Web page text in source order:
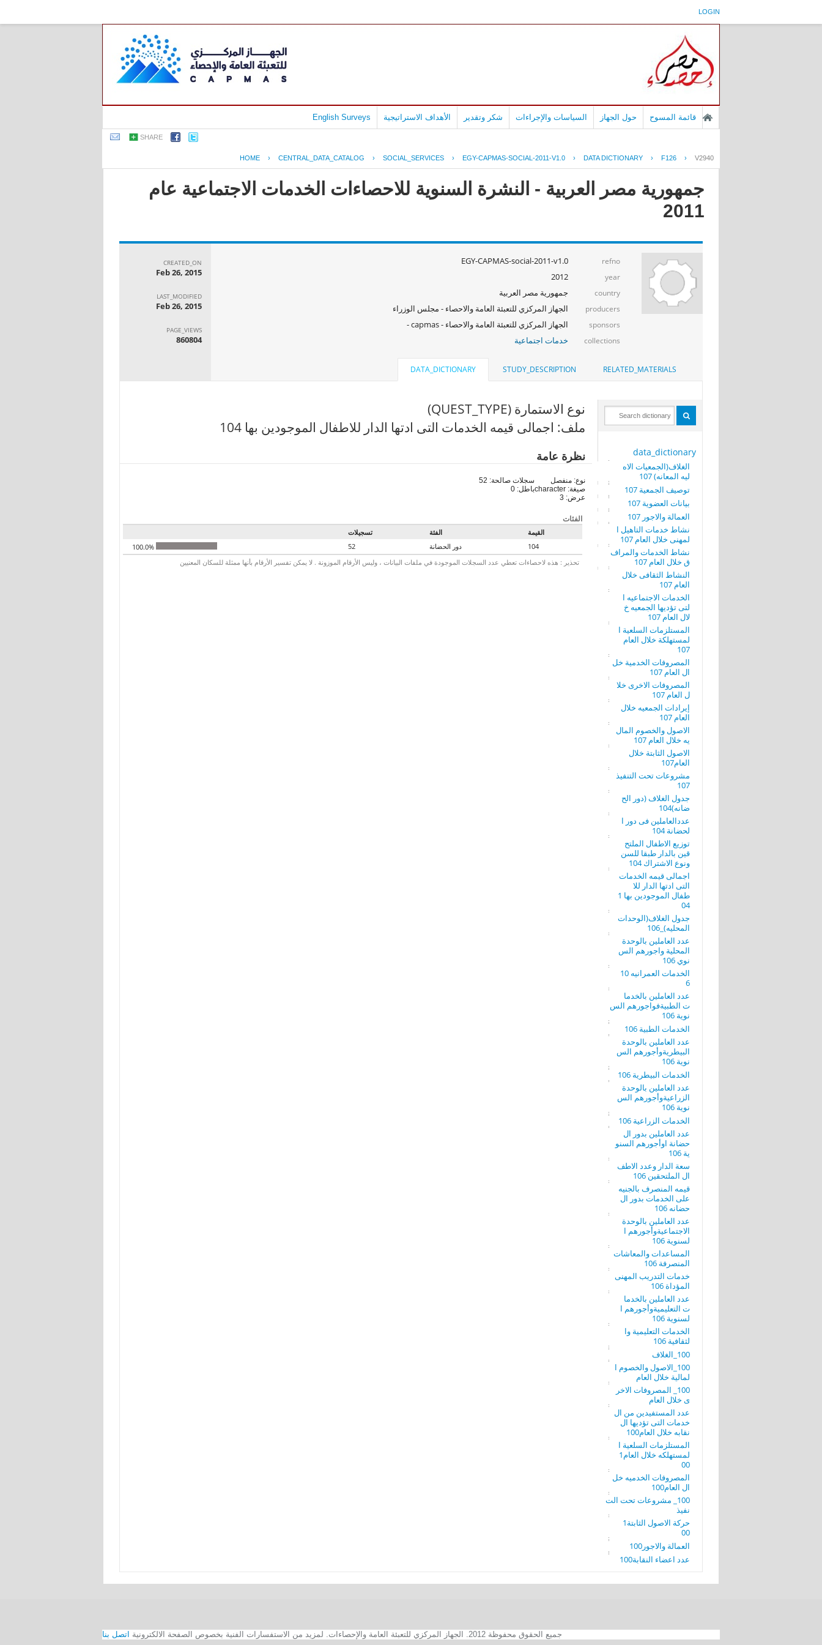
LOGIN
قائمة المسوح حول الجهاز السياسات والإجراءات شكر وتقدير الأهداف الاستراتيجية English Surveys
SHARE
HOME › CENTRAL_DATA_CATALOG › SOCIAL_SERVICES › EGY-CAPMAS-SOCIAL-2011-V1.0 › DATA DICTIONARY › F126 › V2940
جمهورية مصر العربية - النشرة السنوية للاحصاءات الخدمات الاجتماعية عام
2011
refno
EGY-CAPMAS-social-2011-v1.0
year
2012
country جمهورية مصر العربية
producers الجهاز المركزي للتعبئة العامة والاحصاء - مجلس الوزراء
sponsors الجهاز المركزي للتعبئة العامة والاحصاء - capmas -
collections خدمات اجتماعية
CREATED_ON
Feb 26, 2015
LAST_MODIFIED
Feb 26, 2015
PAGE_VIEWS
860804
RELATED_MATERIALS
STUDY_DESCRIPTION
DATA_DICTIONARY
data_dictionary
الغلاف(الجمعيات الاه
ليه المعانه) 107
توصيف الجمعية 107
بيانات العضوية 107
العمالة والاجور 107
نشاط خدمات التاهيل ا
لمهنى خلال العام 107
نشاط الخدمات والمراف
ق خلال العام 107
النشاط الثقافى خلال
العام 107
الخدمات الاجتماعيه ا
لتى تؤديها الجمعيه خ
لال العام 107
المستلزمات السلعية ا
لمستهلكة خلال العام
107
المصروفات الخدمية خل
ال العام 107
المصروفات الاخرى خلا
ل العام 107
إيرادات الجمعيه خلال
العام 107
الاصول والخصوم المال
يه خلال العام 107
الاصول الثابتة خلال
العام107
مشروعات تحت التنفيذ
107
جدول الغلاف (دور الح
ضانه)104
عددالعاملين فى دور ا
لحضانة 104
توزيع الاطفال الملتح
قين بالدار طبقا للسن
ونوع الاشتراك 104
اجمالى قيمه الخدمات
التى ادتها الدار للا
طفال الموجودين بها 1
04
جدول الغلاف(الوحدات
المحليه)_106
عدد العاملين بالوحدة
المحلية واجورهم الس
نوي 106
الخدمات العمرانيه 10
6
عدد العاملين بالخدما
ت الطبيةفواجورهم الس
نوية 106
الخدمات الطبية 106
عدد العاملين بالوحدة
البيطريةوأجورهم الس
نوية 106
الخدمات البيطرية 106
عدد العاملين بالوحدة
الزراعيةوأجورهم الس
نوية 106
الخدمات الزراعية 106
عدد العاملين بدور ال
حضانة اوأجورهم السنو
ية 106
سعة الدار وعدد الاطف
ال الملتحقين 106
قيمه المنصرف بالجنيه
على الخدمات بدور ال
حضانه 106
عدد العاملين بالوحدة
الاجتماعيةوأجورهم ا
لسنوية 106
المساعدات والمعاشات
المنصرفة 106
خدمات التدريب المهنى
المؤداة 106
عدد العاملين بالخدما
ت التعليميةوأجورهم ا
لسنوية 106
الخدمات التعليمية وا
لثقافية 106
100_الغلاف
100_الاصول والخصوم ا
لمالية خلال العام
100_ المصروفات الاخر
ى خلال العام
عدد المستفيدين من ال
خدمات التى تؤديها ال
نقابه خلال العام100
المستلزمات السلعية ا
لمستهلكه خلال العام1
00
المصروفات الخدميه خل
ال العام100
100_ مشروعات تحت الت
نفيذ
حركة الاصول الثابتة1
00
العمالة والاجور100
عدد اعضاء النقابة100
نوع الاستمارة (QUEST_TYPE)
ملف: اجمالى قيمه الخدمات التى ادتها الدار للاطفال الموجودين بها 104
نظرة عامة
نوع: منفصل
صيغة: character
عرض: 3
سجلات صالحة: 52
باطل: 0
الفئات
القيمة الفئة
تسجيلات
104
دور الحضانة 52
تحذير : هذه لاحصاءات تعطي عدد السجلات الموجودة في ملفات البيانات ، وليس الأرقام الموزونة . لا يمكن تفسير الأرقام بأنها ممثلة للسكان المعنيين
جميع الحقوق محفوظة 2012. الجهاز المركزي للتعبئة العامة والإحصاءات. لمزيد من الاستفسارات الفنية بخصوص الصفحة الالكترونية اتصل بنا